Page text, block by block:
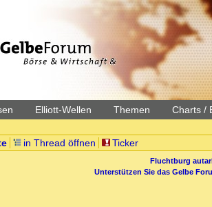
Elliott-Wellen Themen Charts /
in Thread öffnen Ticker
Fluchtburg
Unterstützen Sie das Gelbe